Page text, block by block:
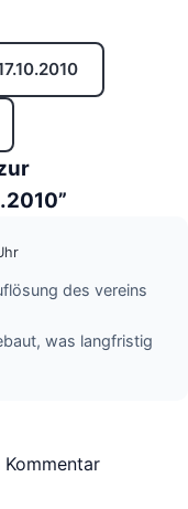
des vereins
was langfristig
Kommentar